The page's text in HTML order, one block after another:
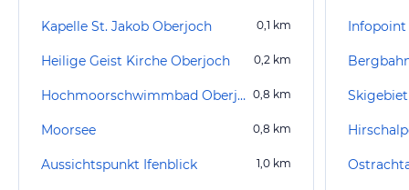
Kapelle St. Jakob Oberjoch 0,1 km
Heilige Geist Kirche Oberjoch 0,2 km
Hochmoorschwimmbad Oberjoch 0,8 km
Moorsee 0,8 km
Aussichtspunkt Ifenblick 1,0 km